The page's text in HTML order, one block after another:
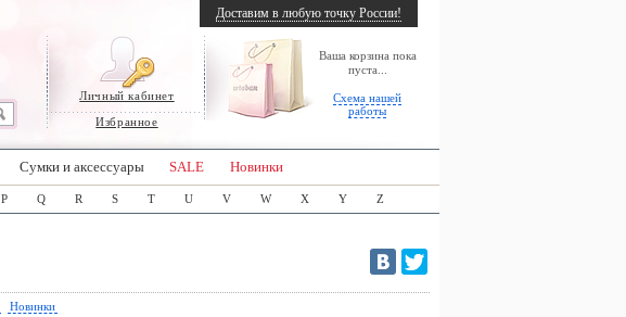
Личный кабинет
Избранное
Ваша корзина пока
пуста...
Схема нашей
работы
Доставим в любую точку России!
Сумки и аксессуары SALE Новинки
P Q R S T U V W X Y Z
Новинки